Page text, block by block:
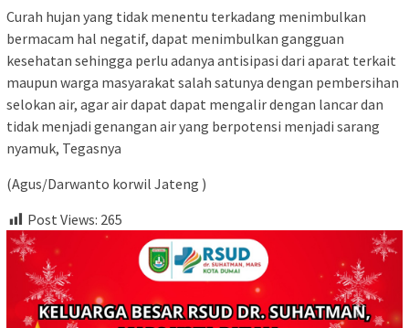
Curah hujan yang tidak menentu terkadang menimbulkan
bermacam hal negatif, dapat menimbulkan gangguan
kesehatan sehingga perlu adanya antisipasi dari aparat terkait
maupun warga masyarakat salah satunya dengan pembersihan
selokan air, agar air dapat dapat mengalir dengan lancar dan
tidak menjadi genangan air yang berpotensi menjadi sarang
nyamuk, Tegasnya
(Agus/Darwanto korwil Jateng )
Post Views: 265